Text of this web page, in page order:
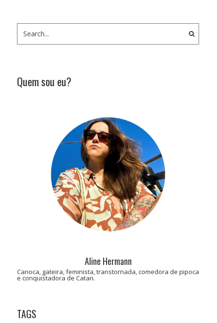
Quem sou eu?
Aline Hermann
Carioca, gateira, feminista, transtornada, comedora de pipoca
e conquistadora de Catan.
TAGS